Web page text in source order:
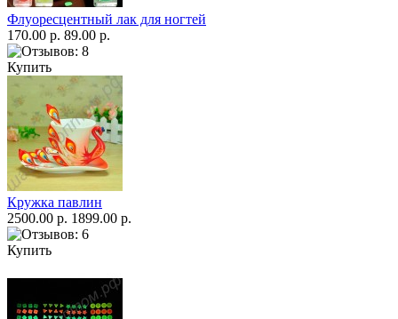
Флуоресцентный лак для ногтей
170.00 р. 89.00 р.
Купить
Кружка павлин
2500.00 р. 1899.00 р.
Купить